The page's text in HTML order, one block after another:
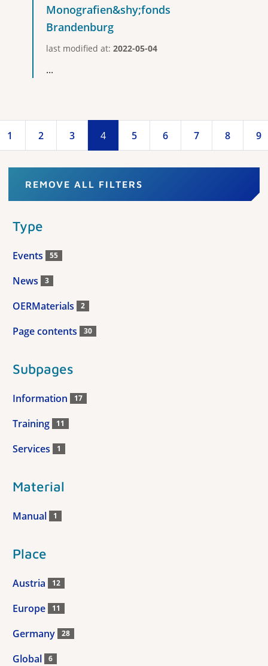
Monografien&shy;fonds
Brandenburg
last modified at: 2022-05-04
...
1 2 3 4 5 6 7 8 9
REMOVE ALL FILTERS
Type
Events 55
News 3
OERMaterials 2
Page contents 30
Subpages
Information 17
Training 11
Services 1
Material
Manual 1
Place
Austria 12
Europe 11
Germany 28
Global 6